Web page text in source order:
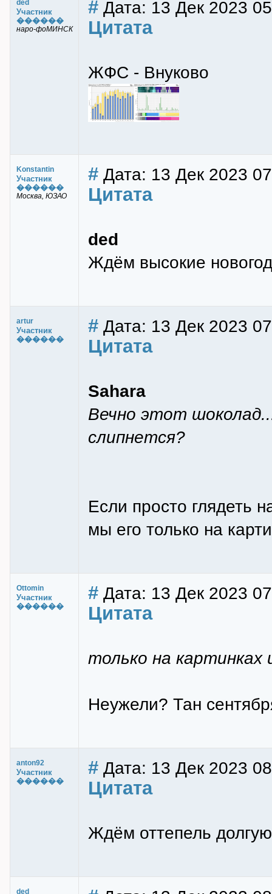
ded
Участник
������
наро-фоМИНСК
# Дата: 13 Дек 2023
Цитата
ЖФС - Внуково
Konstantin
Участник
������
Москва, ЮЗАО
# Дата: 13 Дек 2023
Цитата
ded
Ждём высокие
artur
Участник
������
# Дата: 13 Дек 2023
Цитата
Sahara
Вечно этот
слипнется?
Если просто глядеть
мы его только на
Ottomin
Участник
������
# Дата: 13 Дек 2023
Цитата
только на картинках
Неужели? Тан
anton92
Участник
������
# Дата: 13 Дек 2023
Цитата
Ждём оттепель
ded